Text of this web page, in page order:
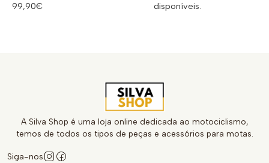
99,90€
disponíveis.
A Silva Shop é uma loja online dedicada ao motociclismo,
temos de todos os tipos de peças e acessórios para motas.
Siga-nos